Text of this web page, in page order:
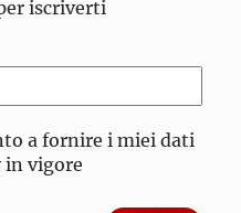
iscriverti
a fornire i miei dati
in vigore